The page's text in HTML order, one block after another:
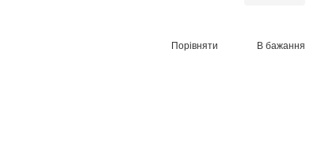
Порівняти В бажання